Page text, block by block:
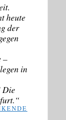
heute
der
–
in
Die